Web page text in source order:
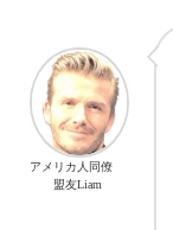
アメリカ人同僚
盟友Liam